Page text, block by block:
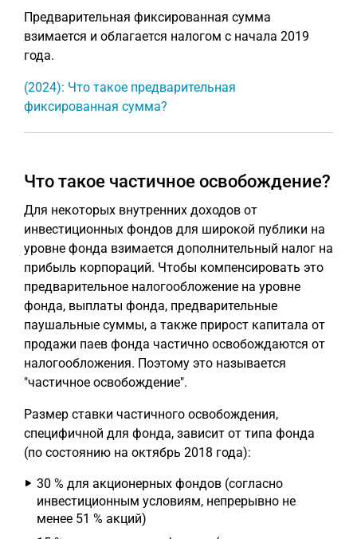
Предварительная фиксированная сумма
взимается и облагается налогом с начала 2019
года.
(2024): Что такое предварительная
фиксированная сумма?
Что такое частичное освобождение?
Для некоторых внутренних доходов от
инвестиционных фондов для широкой публики на
уровне фонда взимается дополнительный налог на
прибыль корпораций. Чтобы компенсировать это
предварительное налогообложение на уровне
фонда, выплаты фонда, предварительные
паушальные суммы, а также прирост капитала от
продажи паев фонда частично освобождаются от
налогообложения. Поэтому это называется
"частичное освобождение".
Размер ставки частичного освобождения,
специфичной для фонда, зависит от типа фонда
(по состоянию на октябрь 2018 года):
30 % для акционерных фондов (согласно
инвестиционным условиям, непрерывно не
менее 51 % акций)